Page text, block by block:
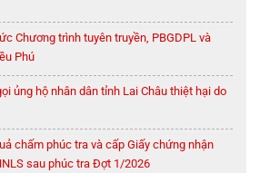
Chương trình tuyên truyền, PBGDPL và
Phú
ủng hộ nhân dân tỉnh Lai Châu thiệt hại do
chấm phúc tra và cấp Giấy chứng nhận
sau phúc tra Đợt 1/2026